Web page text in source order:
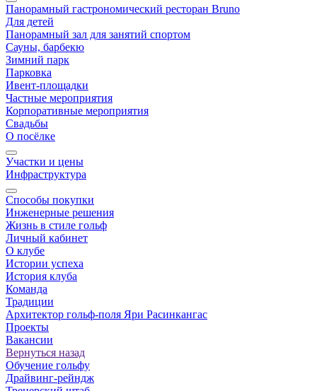
Панорамный гастрономический ресторан Bruno
Для детей
Панорамный зал для занятий спортом
Сауны, барбекю
Зимний парк
Парковка
Ивент-площадки
Частные мероприятия
Корпоративные мероприятия
Свадьбы
О посёлке
Участки и цены
Инфраструктура
Способы покупки
Инженерные решения
Жизнь в стиле гольф
Личный кабинет
О клубе
Истории успеха
История клуба
Команда
Традиции
Архитектор гольф-поля Яри Расинкангас
Проекты
Вакансии
Вернуться назад
Обучение гольфу
Драйвинг-рейндж